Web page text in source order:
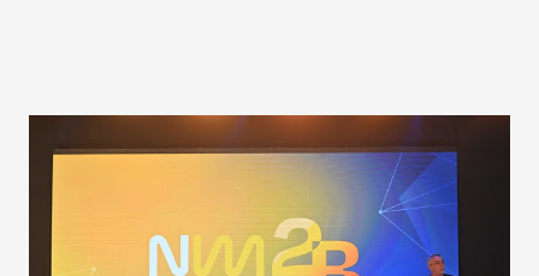
população suspeita e de cuidados com os ambientes
públicos e domiciliares. “Nós não estamos vivendo uma
epidemia comum, como temos em todos os anos, com
aumento de casos de dengue, influenza ou H1N1. Trata-se
de uma epidemia com um vírus diferente, com um poder de